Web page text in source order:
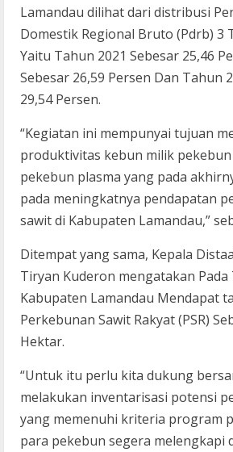
Lamandau dilihat dari distribusi
Domestik Regional Bruto (Pdrb) 3
Yaitu Tahun 2021 Sebesar 25,46
Sebesar 26,59 Persen Dan Tahun
29,54 Persen.
“Kegiatan ini mempunyai tujuan
produktivitas kebun milik pekebun
pekebun plasma yang pada
pada meningkatnya pendapatan
sawit di Kabupaten Lamandau,”
Ditempat yang sama, Kepala
Tiryan Kuderon mengatakan Pada
Kabupaten Lamandau Mendapat
Perkebunan Sawit Rakyat (PSR)
Hektar.
“Untuk itu perlu kita dukung
melakukan inventarisasi potensi
yang memenuhi kriteria program
para pekebun segera melengkapi